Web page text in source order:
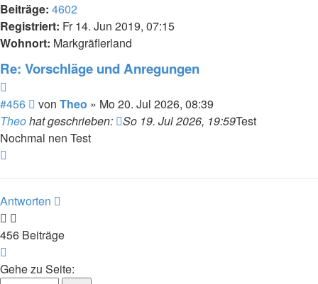
Beiträge: 4602
Registriert: Fr 14. Jun 2019, 07:15
Wohnort: Markgräflerland
Re: Vorschläge und Anregungen
#456
Beitrag
von Theo » Mo 20. Jul 2026, 08:39
Theohat geschrieben: So 19. Jul 2026, 19:59Test
Nochmal nen Test
Antworten
456 Beiträge
23
Gehe zu Seite: